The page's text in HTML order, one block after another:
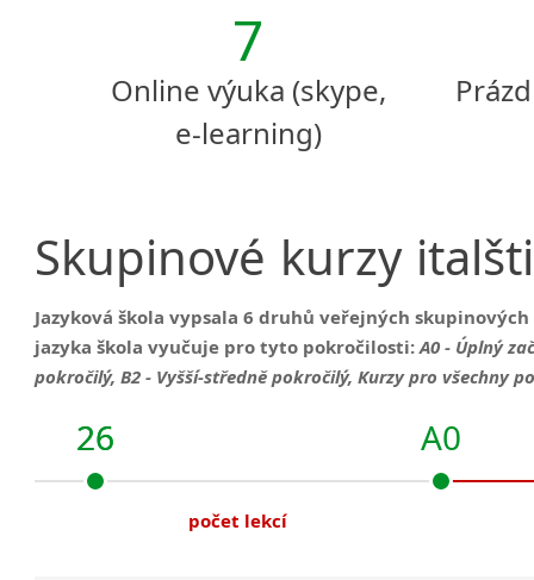
7
Online výuka (skype,
e-learning)
Skupinové kurzy
Jazyková škola vypsala6 druhů veřejných
jazyka škola vyučuje pro tyto pokročilosti:A0 - Úplný
pokročilý, B2 - Vyšší-středně pokročilý, Kurzy pro všechny
26
26
počet lekcí
A0